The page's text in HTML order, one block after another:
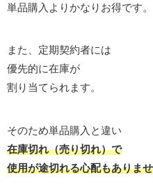
単品購入よりかなりお得です。
また、定期契約者には
優先的に在庫が
割り当てられます。
そのため単品購入と違い
在庫切れ（売り切れ）で
使用が途切れる心配もありま